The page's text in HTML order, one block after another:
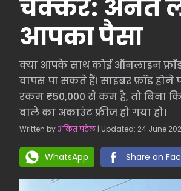
चक्कर: अनंत
आपका पैसा
क्या आपके साथ कोई ऑनलाइन
वापस पा सकते हैं। साइबर फ्रॉड
रकम ₹50,000 से कम है, तो बिना
वाले का अकाउंट फ्रीज हो गया हो।
Written byअंकित पटेल | Updated: 24 June
WhatsApp Share on